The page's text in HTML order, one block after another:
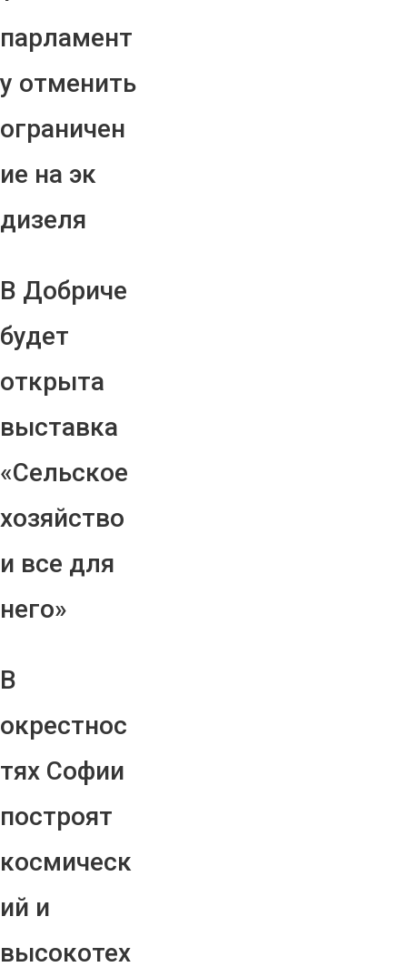
парламент
у отменить
ограничен
ие на эк
дизеля
В Добриче
будет
открыта
выставка
«Сельское
хозяйство
и все для
него»
В
окрестнос
тях Софии
построят
космическ
ий и
высокотех